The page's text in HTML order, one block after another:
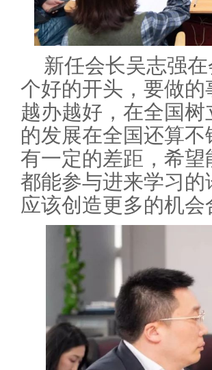
新任会长吴志强
个好的开头，要做
越办越好，在全国
的发展在全国还算
有一定的差距，希
都能参与进来学习
应该创造更多的机